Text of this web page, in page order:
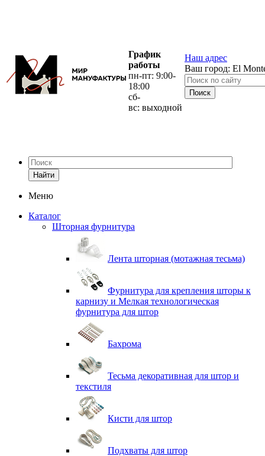
График
работы
пн-пт: 9:00-
18:00
сб-
вс: выходной
Наш адрес
Ваш город: El
Найти
Меню
Каталог
Шторная фурнитура
Лента шторная (мотажная тесьма)
Фурнитура для крепления шторы к
карнизу и Мелкая технологическая
фурнитура для штор
Бахрома
Тесьма декоративная для штор и
текстиля
Кисти для штор
Подхваты для штор